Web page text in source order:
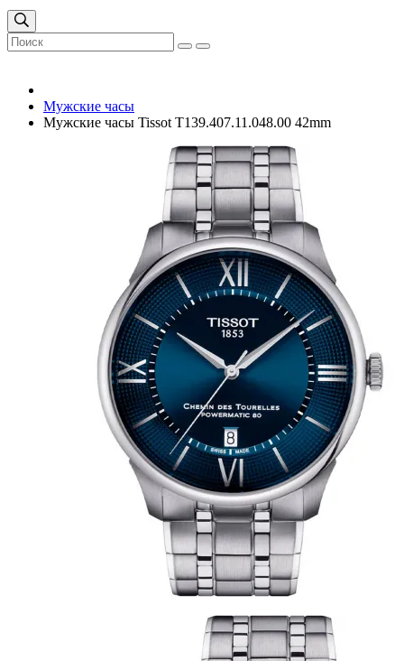
Мужские часы
Мужские часы Tissot T139.407.11.048.00 42mm